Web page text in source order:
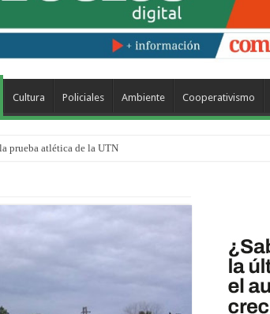
Cultura Policiales Ambiente Cooperativismo
prueba atlética de la UTN
Sampayo